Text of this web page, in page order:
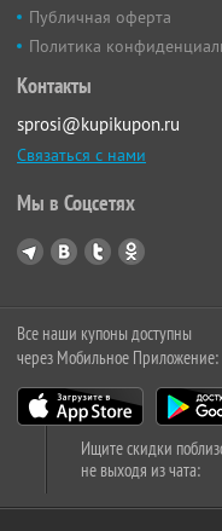
Публичная оферта
Политика
Контакты
sprosi@kupikupon.ru
Связаться с нами
Мы в Соцсетях
Все наши купоны доступны
через Мобильное Приложение:
Ищите скидки
не выходя из чата: